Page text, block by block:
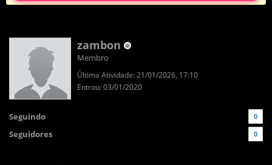
zambon
Membro
Última Atividade: 21/01/2026, 17:10
Entrou: 03/01/2020
Seguindo 0
Seguidores 0